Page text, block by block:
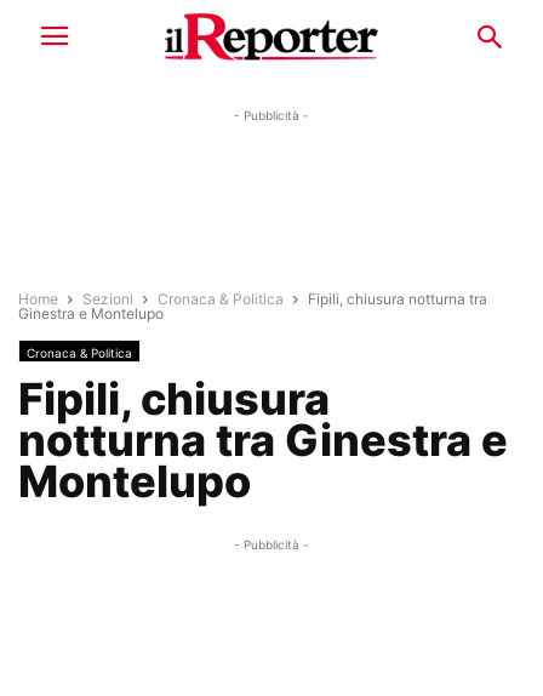
- Pubblicità -
Home Sezioni Cronaca & Politica
Fipili, chiusura notturna tra
Ginestra e Montelupo
Cronaca & Politica
Fipili, chiusura
notturna tra Ginestra e
Montelupo
- Pubblicità -